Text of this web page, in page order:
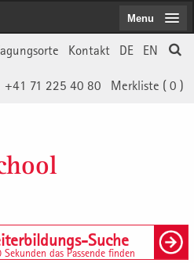
EN
DE
Kontakt
Merkliste ( 0 )
+41 71 225 40 80
Suche
Sekunden das Passende finden
Menu